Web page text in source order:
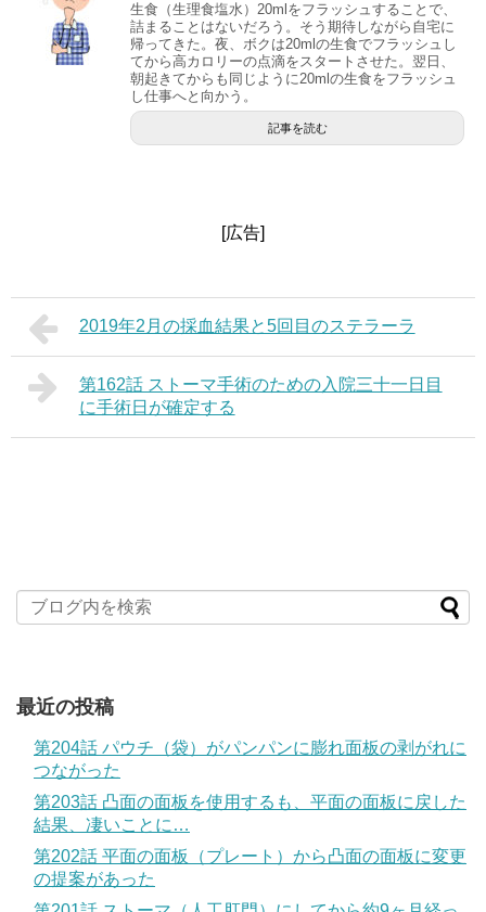
生食（生理食塩水）20mlをフラッシュすることで、
詰まることはないだろう。そう期待しながら自宅に
帰ってきた。夜、ボクは20mlの生食でフラッシュし
てから高カロリーの点滴をスタートさせた。翌日、
朝起きてからも同じように20mlの生食をフラッシュ
し仕事へと向かう。
記事を読む
[広告]
2019年2月の採血結果と5回目のステラーラ
第162話 ストーマ手術のための入院三十一日目
に手術日が確定する
最近の投稿
第204話 パウチ（袋）がパンパンに膨れ面板の剥がれに
つながった
第203話 凸面の面板を使用するも、平面の面板に戻した
結果、凄いことに…
第202話 平面の面板（プレート）から凸面の面板に変更
の提案があった